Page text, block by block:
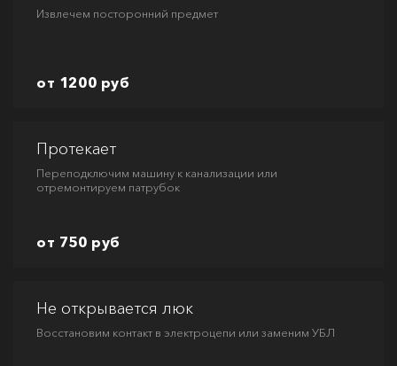
Извлечем посторонний предмет
от 1200 руб
Протекает
Переподключим машину к канализации или
отремонтируем патрубок
от 750 руб
Не открывается люк
Восстановим контакт в электроцепи или заменим УБЛ